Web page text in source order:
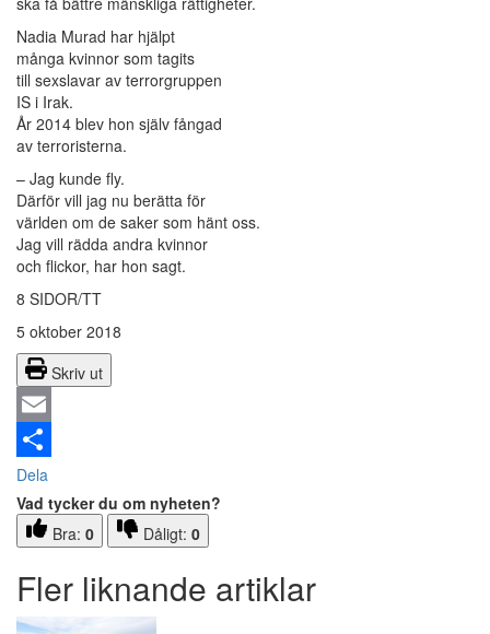
Nadia Murad har hjälpt
många kvinnor som tagits
till sexslavar av terrorgruppen
IS i Irak.
År 2014 blev hon själv fångad
av terroristerna.
– Jag kunde fly.
Därför vill jag nu berätta för
världen om de saker som hänt oss.
Jag vill rädda andra kvinnor
och flickor, har hon sagt.
8 SIDOR/TT
5 oktober 2018
Skriv ut
Email
Dela
Vad tycker du om nyheten?
Bra: 0 Dåligt: 0
Fler liknande artiklar